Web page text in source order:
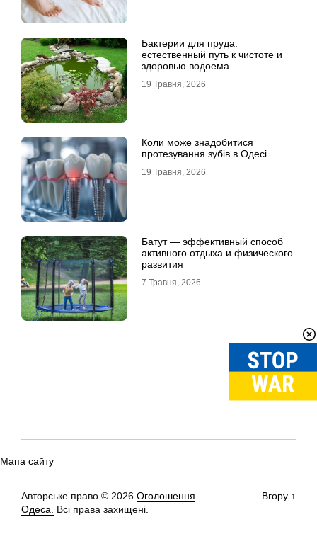
Бактерии для пруда:
естественный путь к чистоте и
здоровью водоема
19 Травня, 2026
Коли може знадобитися
протезування зубів в Одесі
19 Травня, 2026
Батут — эффективный способ
активного отдыха и физического
развития
7 Травня, 2026
Мапа сайту
Авторське право © 2026 Оголошення
Одеса.
Всі права захищені.
Вгору ↑